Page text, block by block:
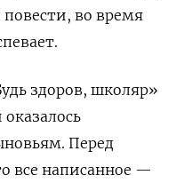
во время
здоров, школяр»
Перед
все написанное —